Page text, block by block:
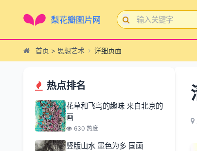
首页 > 思想艺术 详细页面
热点排名
花草和飞鸟的趣味 来自北京的
画
630 热度
竖版山水 墨色为多 国画